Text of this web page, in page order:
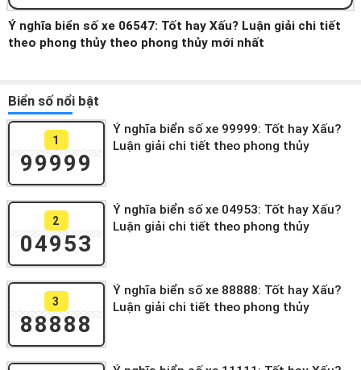
Ý nghĩa biển số xe 06547: Tốt hay Xấu? Luận giải chi tiết
theo phong thủy theo phong thủy mới nhất
Biển số nổi bật
1
99999
Ý nghĩa biển số xe 99999: Tốt hay Xấu?
Luận giải chi tiết theo phong thủy
2
04953
Ý nghĩa biển số xe 04953: Tốt hay Xấu?
Luận giải chi tiết theo phong thủy
3
88888
Ý nghĩa biển số xe 88888: Tốt hay Xấu?
Luận giải chi tiết theo phong thủy